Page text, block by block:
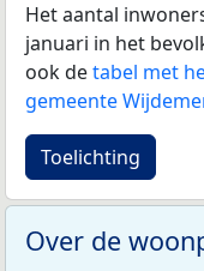
Het aantal
januari in het
ook detabel met
gemeente
Toelichting
Over de